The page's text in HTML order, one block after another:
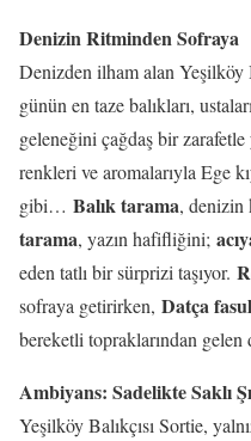
Denizin Ritminden Sofraya
Denizden ilham alan Yeşilköy
günün en taze balıkları,
geleneğini çağdaş bir
renkleri ve aromalarıyla Ege
gibi… Balık tarama, denizin
tarama, yazın hafifliğini;
eden tatlı bir sürprizi taşıyor.
sofraya getirirken, Datça
bereketli topraklarından
Ambiyans: Sadelikte Saklı
Yeşilköy Balıkçısı Sortie,